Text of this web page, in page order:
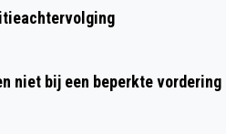
niet bij een beperkte vordering